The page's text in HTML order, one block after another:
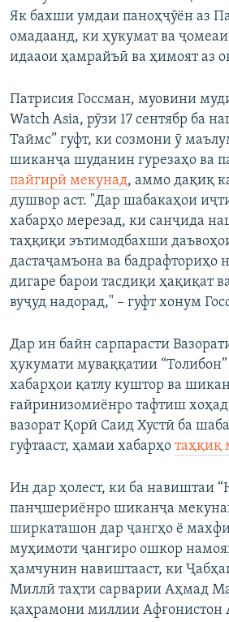
Як бахши умдаи паноҳҷӯён аз
омадаанд, ки ҳукумат ва
идааои ҳамрайъӣ ва ҳимоят аз
Патрисия Госсман, муовини
Watch Asia, рӯзи 17 сентябр ба
Таймс” гуфт, ки созмони ӯ
шиканҷа шуданин гурезаҳо ва
пайгирӣ мекунад, аммо дақиқ
душвор аст. "Дар шабакаҳои
хабарҳо мерезад, ки санҷида
таҳқиқи эътимодбахши
дастаҷамъона ва бадрафториҳо
дигаре барои тасдиқи ҳақиқат
вуҷуд надорад," – гуфт хонум
Дар ин байн сарпарасти
ҳукумати муваққатии “Толибон”
хабарҳои қатлу куштор ва
ғайринизомиёнро тафтиш
вазорат Қорӣ Саид Хустӣ ба
гуфтааст, ҳамаи хабарҳо таҳқиқ
Ин дар ҳолест, ки ба навиштаи
панҷшериёнро шиканҷа
ширкаташон дар ҷангҳо ё
муҳимоти ҷангиро ошкор
ҳамчунин навиштааст, ки
Миллӣ таҳти сарварии Аҳмад
қаҳрамони миллии